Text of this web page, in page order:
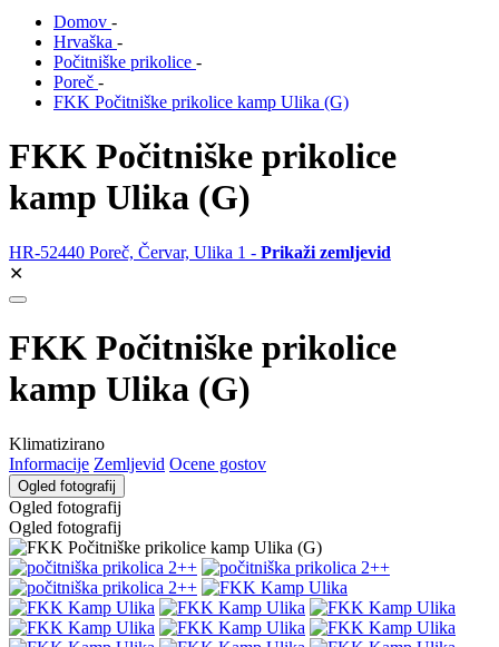
Domov -
Hrvaška -
Počitniške prikolice -
Poreč -
FKK Počitniške prikolice kamp Ulika (G)
FKK Počitniške prikolice
kamp Ulika (G)
HR-52440 Poreč, Červar, Ulika 1 - Prikaži zemljevid
✕
FKK Počitniške prikolice
kamp Ulika (G)
Klimatizirano
Informacije Zemljevid Ocene gostov
Ogled fotografij
Ogled fotografij
Ogled fotografij